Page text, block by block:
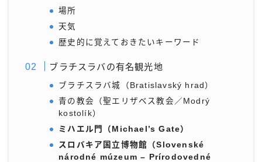
場所
天気
歴史的に覚えておきたいキーワード
ブラチスラバの有名観光地
ブラチスラバ城（Bratislavský hrad）
青の教会（聖エリザベス教会／Modrý
kostolík）
ミハエル門（Michael’s Gate）
スロバキア国立博物館（Slovenské
národné múzeum – Prírodovedné